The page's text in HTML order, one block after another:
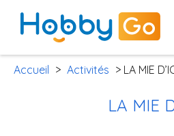
Accueil > Activités > LA MIE
LA MIE